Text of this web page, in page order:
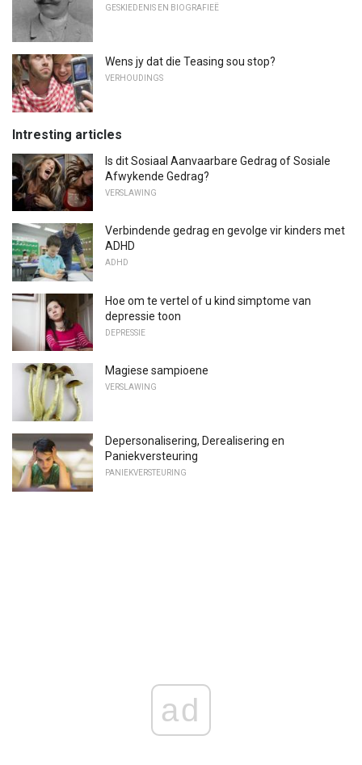
GESKIEDENIS EN BIOGRAFIEË
Wens jy dat die Teasing sou stop?
VERHOUDINGS
Intresting articles
Is dit Sosiaal Aanvaarbare Gedrag of Sosiale
Afwykende Gedrag?
VERSLAWING
Verbindende gedrag en gevolge vir kinders met
ADHD
ADHD
Hoe om te vertel of u kind simptome van
depressie toon
DEPRESSIE
Magiese sampioene
VERSLAWING
Depersonalisering, Derealisering en
Paniekversteuring
PANIEKVERSTEURING
ad